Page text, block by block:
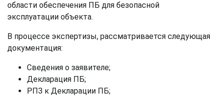
области обеспечения ПБ для безопасной
эксплуатации объекта.
В процессе экспертизы, рассматривается следующая
документация:
Сведения о заявителе;
Декларация ПБ;
РПЗ к Декларации ПБ;